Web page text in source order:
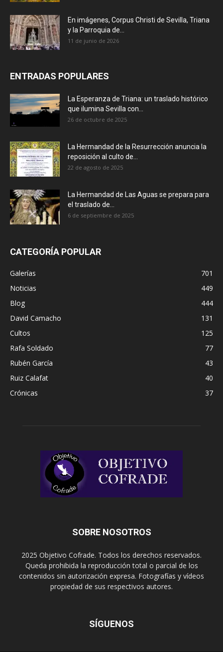
En imágenes, Corpus Christi de Sevilla, Triana
y la Parroquia de...
11 de junio de 2026
ENTRADAS POPULARES
La Esperanza de Triana: un traslado histórico
que ilumina Sevilla con...
26 de octubre de 2025
La Hermandad de la Resurrección anuncia la
reposición al culto de...
22 de agosto de 2025
La Hermandad de Las Aguas se prepara para
el traslado de...
6 de septiembre de 2025
CATEGORÍA POPULAR
Galerías
701
Noticias
449
Blog
444
David Camacho
131
Cultos
125
Rafa Soldado
77
Rubén García
43
Ruiz Calafat
40
Crónicas
37
SOBRE NOSOTROS
2025 Objetivo Cofrade. Todos los derechos reservados.
Queda prohibida la reproducción total o parcial de los
contenidos sin autorización expresa. Fotografías y vídeos
propiedad de sus respectivos autores.
SÍGUENOS